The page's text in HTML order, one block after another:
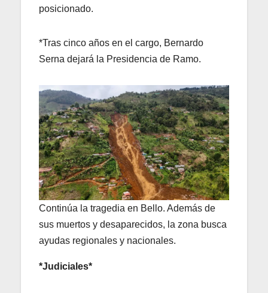
posicionado.
*Tras cinco años en el cargo, Bernardo
Serna dejará la Presidencia de Ramo.
Continúa la tragedia en Bello. Además de
sus muertos y desaparecidos, la zona busca
ayudas regionales y nacionales.
*Judiciales*